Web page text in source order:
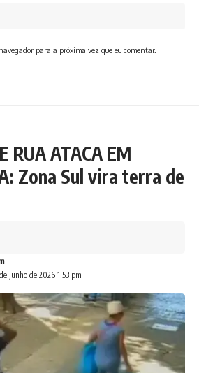
para a próxima vez que eu comentar.
RUA ATACA EM
Zona Sul vira terra de
junho de 2026 1:53 pm